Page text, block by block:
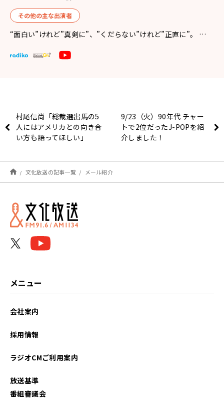
その他の主な出演者
“面白い”けれど”真剣に”、”くだらない”けれど”正直に”。 …
村尾信尚「総裁選出馬の5
人にはアメリカとの向き合
い方も語ってほしい」
9/23（火）90年代 チャー
トで2位だったJ-POPを紹
介しました！
文化放送の記事一覧 メール紹介
メニュー
会社案内
採用情報
ラジオCMご利用案内
放送基準
番組審議会